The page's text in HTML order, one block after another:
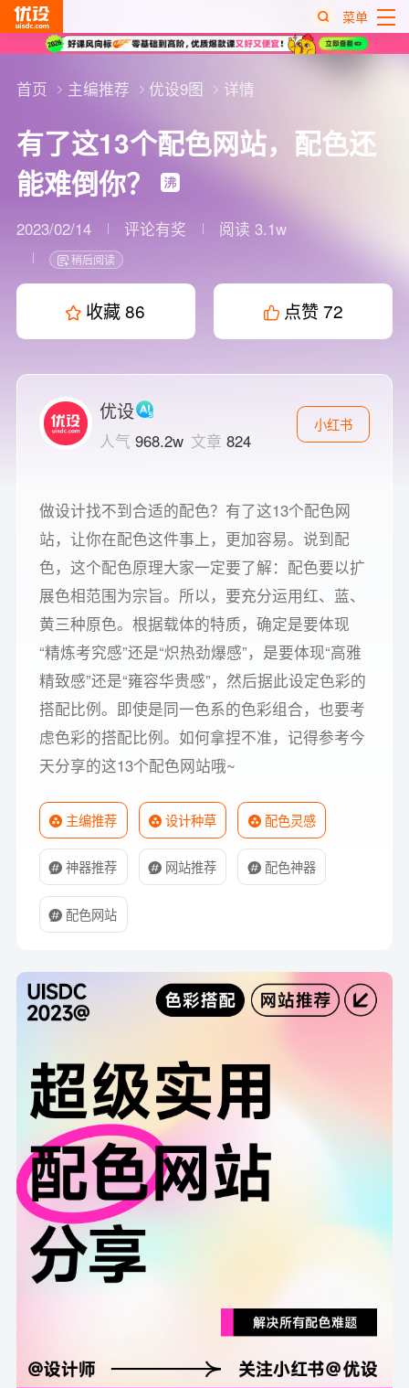
菜单
首页 主编推荐 优设9图 详情
有了这13个配色网站，配色还
能难倒你？
2023/02/14 评论有奖 阅读 3.1w
稍后阅读
收藏86 点赞 72
做设计找不到合适的配色？有了这13个配色网
站，让你在配色这件事上，更加容易。说到配
色，这个配色原理大家一定要了解：配色要以扩
展色相范围为宗旨。所以，要充分运用红、蓝、
黄三种原色。根据载体的特质，确定是要体现
“精炼考究感”还是“炽热劲爆感”，是要体现“高雅
精致感”还是“雍容华贵感”，然后据此设定色彩的
搭配比例。即使是同一色系的色彩组合，也要考
虑色彩的搭配比例。如何拿捏不准，记得参考今
天分享的这13个配色网站哦~
主编推荐 设计种草 配色灵感
神器推荐 网站推荐 配色神器
配色网站
优设
人气 968.2w 文章 824
小红书